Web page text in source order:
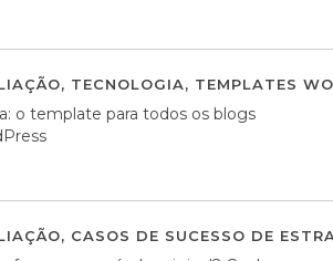
, TECNOLOGIA, TEMPLATES
o template para todos os blogs
, CASOS DE SUCESSO DE